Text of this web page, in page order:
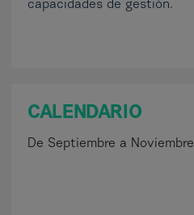
capacidades de gestión.
CALENDARIO
De Septiembre a Noviembre